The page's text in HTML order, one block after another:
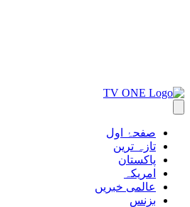
صفحۂ اول
تازہ ترین
پاکستان
امریکہ
عالمی خبریں
بزنس